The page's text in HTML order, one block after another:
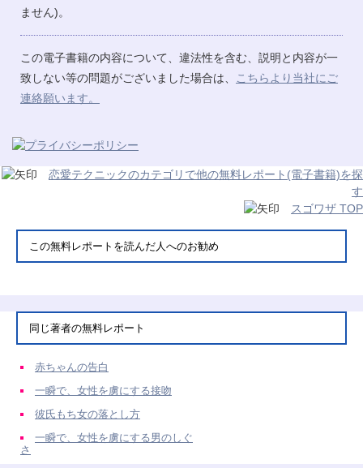
ません)。
この電子書籍の内容について、違法性を含む、説明と内容が一
致しない等の問題がございました場合は、
こちらより当社にご
連絡願います。
恋愛テクニックのカテゴリで他の無料レポート(電子書籍)を探
す
スゴワザ TOP
この無料レポートを読んだ人へのお勧め
同じ著者の無料レポート
赤ちゃんの告白
一瞬で、女性を虜にする接吻
彼氏もち女の落とし方
一瞬で、女性を虜にする男のしぐ
さ